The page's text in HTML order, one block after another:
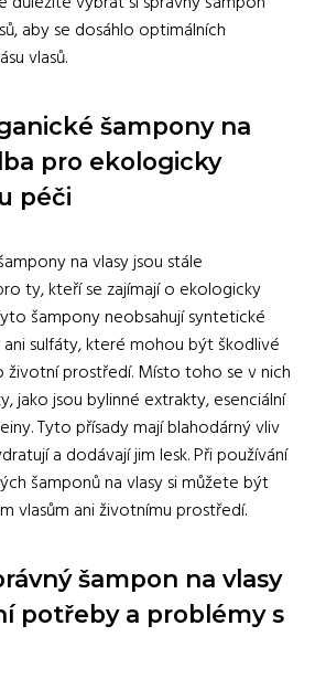
aby se dosáhlo optimálních
vlasů.
šampony na
pro ekologicky
péči
na vlasy jsou stále
ty, kteří se zajímají o ekologicky
šampony neobsahují syntetické
sulfáty, které mohou být škodlivé
životní prostředí. Místo toho se v nich
jako jsou bylinné extrakty, esenciální
Tyto přísady mají blahodárný vliv
a dodávají jim lesk. Při používání
šamponů na vlasy si můžete být
vlasům ani životnímu prostředí.
šampon na vlasy
potřeby a problémy s